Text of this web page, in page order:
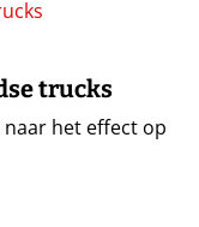
trucks
het effect op